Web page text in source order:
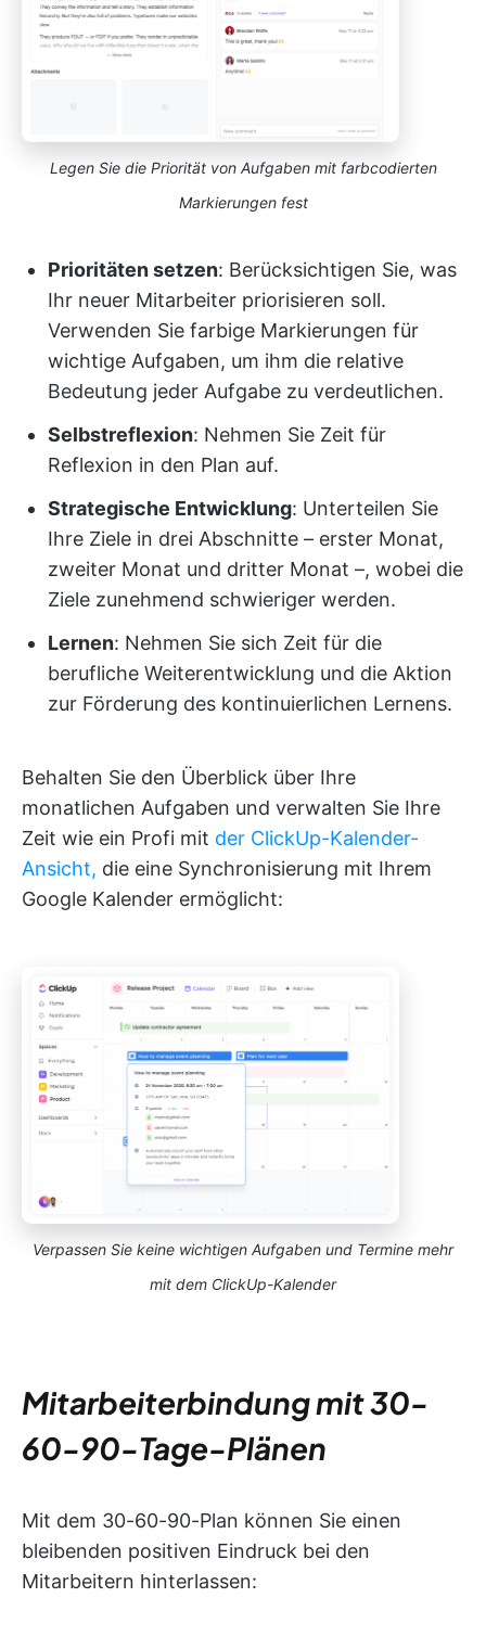
Legen Sie die Priorität von Aufgaben mit farbcodierten
Markierungen fest
Prioritäten setzen: Berücksichtigen Sie, was
Ihr neuer Mitarbeiter priorisieren soll.
Verwenden Sie farbige Markierungen für
wichtige Aufgaben, um ihm die relative
Bedeutung jeder Aufgabe zu verdeutlichen.
Selbstreflexion: Nehmen Sie Zeit für
Reflexion in den Plan auf.
Strategische Entwicklung: Unterteilen Sie
Ihre Ziele in drei Abschnitte – erster Monat,
zweiter Monat und dritter Monat –, wobei die
Ziele zunehmend schwieriger werden.
Lernen: Nehmen Sie sich Zeit für die
berufliche Weiterentwicklung und die Aktion
zur Förderung des kontinuierlichen Lernens.
Behalten Sie den Überblick über Ihre
monatlichen Aufgaben und verwalten Sie Ihre
Zeit wie ein Profi mit der ClickUp-Kalender-
Ansicht, die eine Synchronisierung mit Ihrem
Google Kalender ermöglicht:
Verpassen Sie keine wichtigen Aufgaben und Termine mehr
mit dem ClickUp-Kalender
Mitarbeiterbindung mit 30-
60-90-Tage-Plänen
Mit dem 30-60-90-Plan können Sie einen
bleibenden positiven Eindruck bei den
Mitarbeitern hinterlassen: